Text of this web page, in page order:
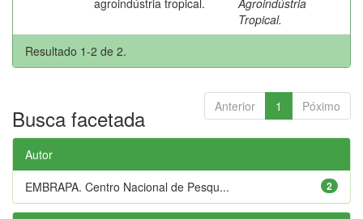
Tropical.
Resultado 1-2 de 2.
Anterior 1 Póximo
Busca facetada
Autor
2
EMBRAPA. Centro Nacional de Pesqu...